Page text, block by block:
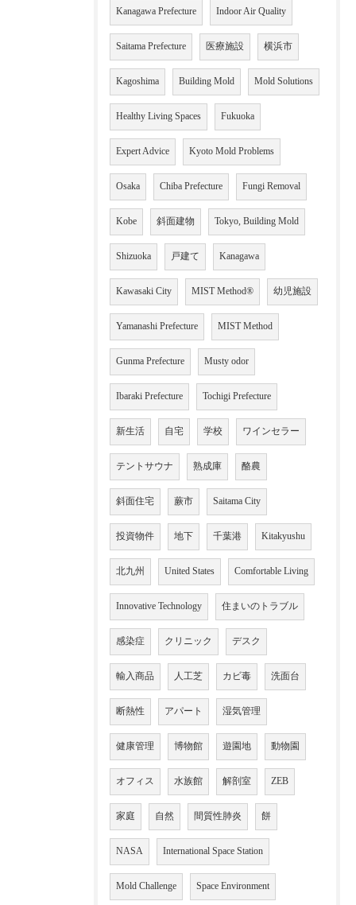
Kanagawa Prefecture Indoor Air Quality
Saitama Prefecture 医療施設 横浜市
Kagoshima Building Mold Mold Solutions
Healthy Living Spaces Fukuoka
Expert Advice Kyoto Mold Problems
Osaka Chiba Prefecture Fungi Removal
Kobe 斜面建物 Tokyo, Building Mold
Shizuoka 戸建て Kanagawa
Kawasaki City MIST Method® 幼児施設
Yamanashi Prefecture MIST Method
Gunma Prefecture Musty odor
Ibaraki Prefecture Tochigi Prefecture
新生活 自宅 学校 ワインセラー
テントサウナ 熟成庫 酪農
斜面住宅 蕨市 Saitama City
投資物件 地下 千葉港 Kitakyushu
北九州 United States Comfortable Living
Innovative Technology 住まいのトラブル
感染症 クリニック デスク
輸入商品 人工芝 カビ毒 洗面台
断熱性 アパート 湿気管理
健康管理 博物館 遊園地 動物園
オフィス 水族館 解剖室 ZEB
家庭 自然 間質性肺炎 餅
NASA International Space Station
Mold Challenge Space Environment